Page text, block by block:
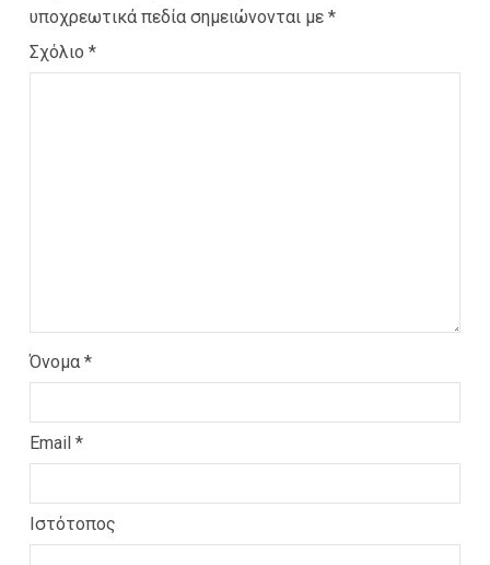
υποχρεωτικά πεδία σημειώνονται με *
Σχόλιο *
Όνομα *
Email *
Ιστότοπος